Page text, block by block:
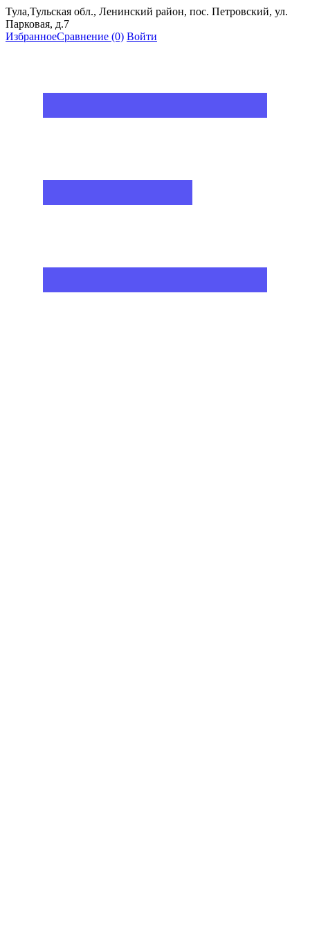
Тула,Тульская обл., Ленинский район, пос. Петровский, ул.
Парковая, д.7
ИзбранноеСравнение (0) Войти